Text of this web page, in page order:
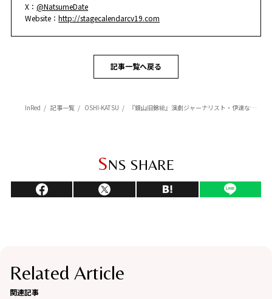
X：@NatsumeDate
Website：http://stagecalendarcv19.com
記事一覧へ戻る
InRed 記事一覧 OSHI-KATSU 『鏡山旧錦絵』演劇ジャーナリスト・伊達なつめさんの一押しステージ情報！
SNS SHARE
Related Article
関連記事